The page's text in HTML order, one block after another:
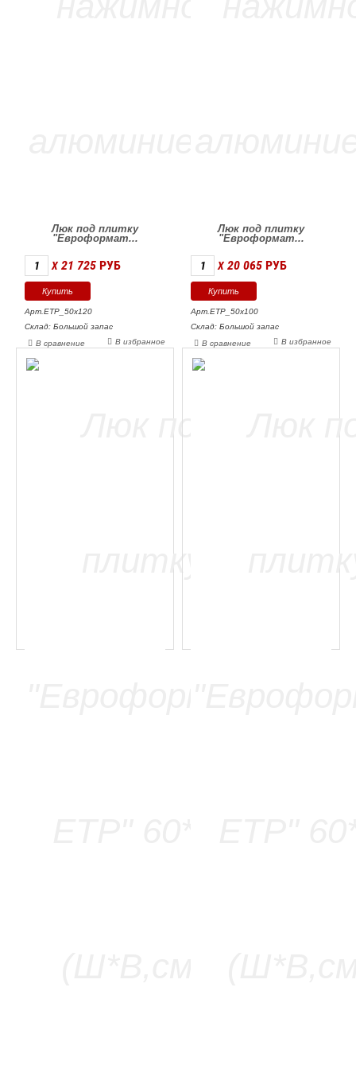
Люк под плитку
"Евроформат...
X 21 725 РУБ
Арт.ЕТР_50х120
Склад: Большой запас
В избранное
В сравнение
Люк под плитку
"Евроформат...
X 20 065 РУБ
Арт.ЕТР_50х100
Склад: Большой запас
В избранное
В сравнение